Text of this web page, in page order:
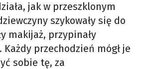
jak w przeszklonym
szykowały się do
makijaż, przypinały
Każdy przechodzień mógł je
sobie tę, za